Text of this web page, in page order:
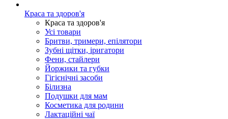
Краса та здоров'я
Краса та здоров'я
Усі товари
Бритви, тримери, епілятори
Зубні щітки, іригатори
Фени, стайлери
Йоржики та губки
Гігієнічні засоби
Білизна
Подушки для мам
Косметика для родини
Лактаційні чаї